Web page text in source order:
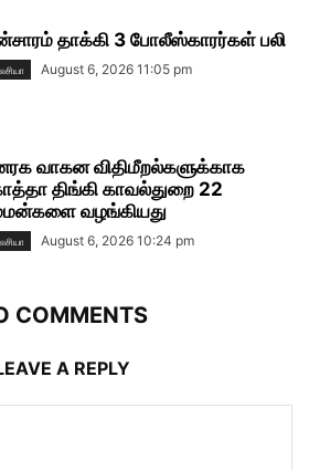
தாக்கி 3 போலீஸ்காரர்கள் பலி
August 6, 2026 11:05 pm
வாகன விதிமீறல்களுக்காக
திங்கி காவல்துறை 22
வழங்கியது
August 6, 2026 10:24 pm
COMMENTS
A REPLY